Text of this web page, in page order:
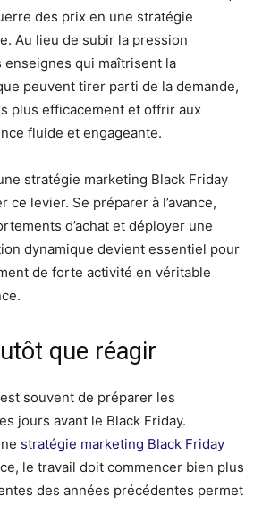
des prix en une stratégie
Au lieu de subir la pression
qui maîtrisent la
peuvent tirer parti de la demande,
plus efficacement et offrir aux
fluide et engageante.
stratégie marketing Black Friday
ce levier. Se préparer à l’avance,
d’achat et déployer une
dynamique devient essentiel pour
de forte activité en véritable
que réagir
souvent de préparer les
jours avant le Black Friday.
stratégie marketing Black Friday
le travail doit commencer bien plus
des années précédentes permet